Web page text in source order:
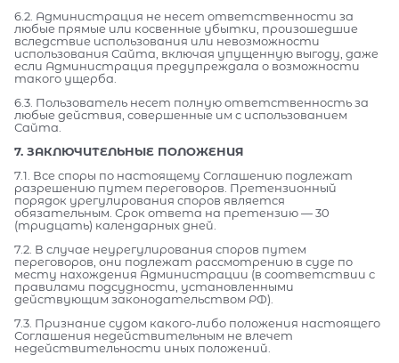
6.2. Администрация не несет ответственности за
любые прямые или косвенные убытки, произошедшие
вследствие использования или невозможности
использования Сайта, включая упущенную выгоду, даже
если Администрация предупреждала о возможности
такого ущерба.
6.3. Пользователь несет полную ответственность за
любые действия, совершенные им с использованием
Сайта.
7. ЗАКЛЮЧИТЕЛЬНЫЕ ПОЛОЖЕНИЯ
7.1. Все споры по настоящему Соглашению подлежат
разрешению путем переговоров. Претензионный
порядок урегулирования споров является
обязательным. Срок ответа на претензию — 30
(тридцать) календарных дней.
7.2. В случае неурегулирования споров путем
переговоров, они подлежат рассмотрению в суде по
месту нахождения Администрации (в соответствии с
правилами подсудности, установленными
действующим законодательством РФ).
7.3. Признание судом какого-либо положения настоящего
Соглашения недействительным не влечет
недействительности иных положений.